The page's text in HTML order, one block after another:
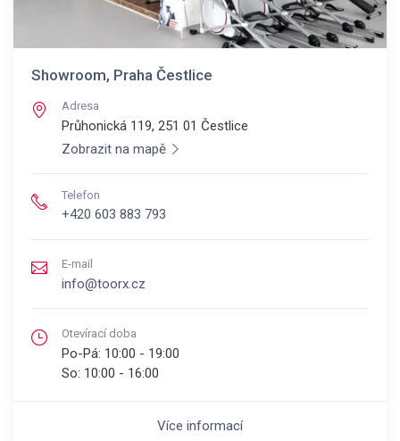
Showroom, Praha Čestlice
Adresa
Průhonická 119, 251 01 Čestlice
Zobrazit na mapě
Telefon
+420 603 883 793
E-mail
info@toorx.cz
Otevírací doba
Po-Pá: 10:00 - 19:00
So: 10:00 - 16:00
Více informací